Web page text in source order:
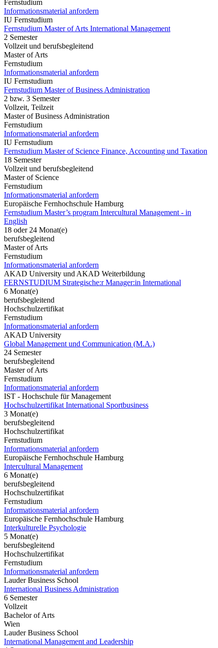
Fernstudium
Informationsmaterial anfordern
IU Fernstudium
Fernstudium Master of Arts International Management
2 Semester
Vollzeit und berufsbegleitend
Master of Arts
Fernstudium
Informationsmaterial anfordern
IU Fernstudium
Fernstudium Master of Business Administration
2 bzw. 3 Semester
Vollzeit, Teilzeit
Master of Business Administration
Fernstudium
Informationsmaterial anfordern
IU Fernstudium
Fernstudium Master of Science Finance, Accounting und Taxation
18 Semester
Vollzeit und berufsbegleitend
Master of Science
Fernstudium
Informationsmaterial anfordern
Europäische Fernhochschule Hamburg
Fernstudium Master’s program Intercultural Management - in
English
18 oder 24 Monat(e)
berufsbegleitend
Master of Arts
Fernstudium
Informationsmaterial anfordern
AKAD University und AKAD Weiterbildung
FERNSTUDIUM Strategische:r Manager:in International
6 Monat(e)
berufsbegleitend
Hochschulzertifikat
Fernstudium
Informationsmaterial anfordern
AKAD University
Global Management und Communication (M.A.)
24 Semester
berufsbegleitend
Master of Arts
Fernstudium
Informationsmaterial anfordern
IST - Hochschule für Management
Hochschulzertifikat International Sportbusiness
3 Monat(e)
berufsbegleitend
Hochschulzertifikat
Fernstudium
Informationsmaterial anfordern
Europäische Fernhochschule Hamburg
Intercultural Management
6 Monat(e)
berufsbegleitend
Hochschulzertifikat
Fernstudium
Informationsmaterial anfordern
Europäische Fernhochschule Hamburg
Interkulturelle Psychologie
5 Monat(e)
berufsbegleitend
Hochschulzertifikat
Fernstudium
Informationsmaterial anfordern
Lauder Business School
International Business Administration
6 Semester
Vollzeit
Bachelor of Arts
Wien
Lauder Business School
International Management and Leadership